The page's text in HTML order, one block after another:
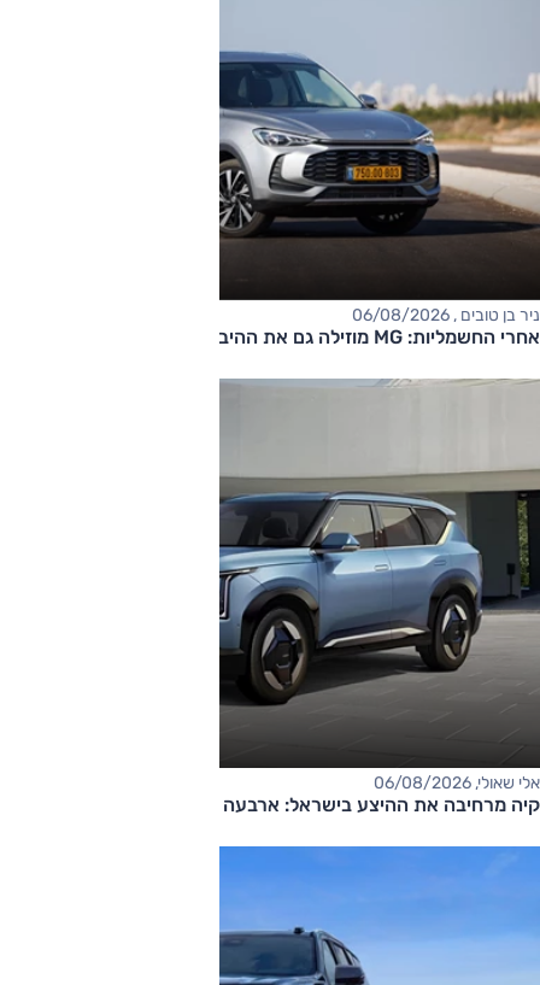
ניר בן טובים , 06/08/2026
אחרי החשמליות: MG מוזילה גם את ההיברידיות
אלי שאולי, 06/08/2026
קיה מרחיבה את ההיצע בישראל: ארבעה דגמים חדשים בדרך